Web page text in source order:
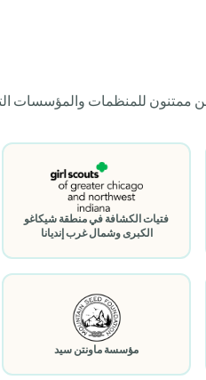
فتيات الكشافة في منطقة شيكاغو
الكبرى وشمال غرب إنديانا
مؤسسة ماونتن سيد